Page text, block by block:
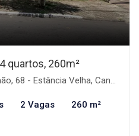
quartos, 260m²
- Estância Velha, Canoas-RS
2 Vagas 260 m²